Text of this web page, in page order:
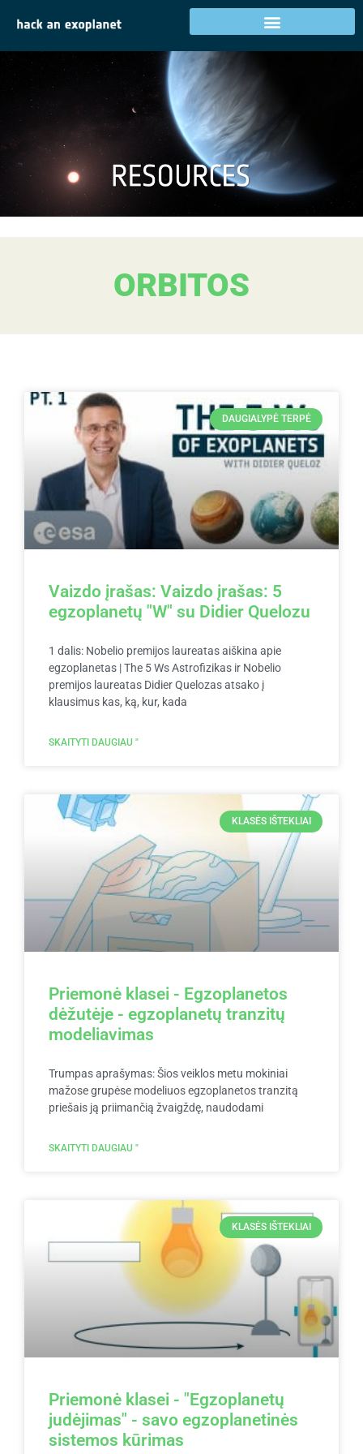
ORBITOS
DAUGIALYPĖ TERPĖ
Vaizdo įrašas: Vaizdo įrašas: 5
egzoplanetų "W" su Didier Quelozu
1 dalis: Nobelio premijos laureatas aiškina apie
egzoplanetas | The 5 Ws Astrofizikas ir Nobelio
premijos laureatas Didier Quelozas atsako į
klausimus kas, ką, kur, kada
SKAITYTI DAUGIAU "
KLASĖS IŠTEKLIAI
Priemonė klasei - Egzoplanetos
dėžutėje - egzoplanetų tranzitų
modeliavimas
Trumpas aprašymas: Šios veiklos metu mokiniai
mažose grupėse modeliuos egzoplanetos tranzitą
priešais ją priimančią žvaigždę, naudodami
SKAITYTI DAUGIAU "
KLASĖS IŠTEKLIAI
Priemonė klasei - "Egzoplanetų
judėjimas" - savo egzoplanetinės
sistemos kūrimas